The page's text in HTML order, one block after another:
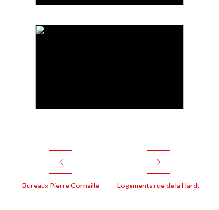
Bureaux Pierre Corneille Logements rue de la Hardt